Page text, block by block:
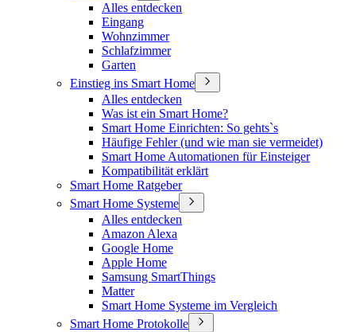
Alles entdecken
Eingang
Wohnzimmer
Schlafzimmer
Garten
Einstieg ins Smart Home
Alles entdecken
Was ist ein Smart Home?
Smart Home Einrichten: So gehts`s
Häufige Fehler (und wie man sie vermeidet)
Smart Home Automationen für Einsteiger
Kompatibilität erklärt
Smart Home Ratgeber
Smart Home Systeme
Alles entdecken
Amazon Alexa
Google Home
Apple Home
Samsung SmartThings
Matter
Smart Home Systeme im Vergleich
Smart Home Protokolle